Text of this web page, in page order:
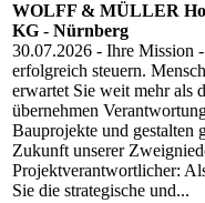
WOLFF & MÜLLER
KG - Nürnberg
30.07.2026 - Ihre Mission
erfolgreich steuern.
erwartet Sie weit mehr als
übernehmen
Bauprojekte und gestalten
Zukunft unserer
Projektverantwortlicher:
Sie die strategische und...